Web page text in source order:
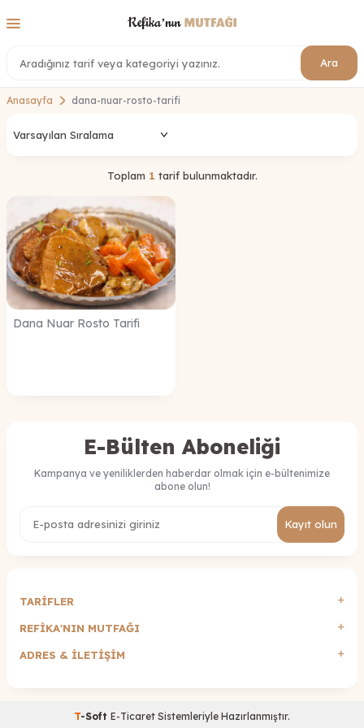
Ara
Anasayfa dana-nuar-rosto-tarifi
Toplam 1 tarif bulunmaktadır.
Dana Nuar Rosto Tarifi
E-Bülten Aboneliği
Kampanya ve yeniliklerden haberdar olmak için e-bültenimize
abone olun!
Kayıt olun
TARİFLER
REFİKA'NIN MUTFAĞI
ADRES & İLETIŞIM
T-Soft E-Ticaret Sistemleriyle Hazırlanmıştır.